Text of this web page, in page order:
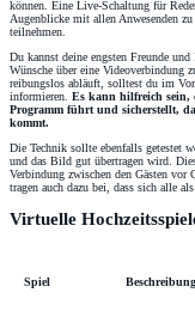
können. Eine Live-Schaltung für
Augenblicke mit allen Anwesenden
teilnehmen.
Du kannst deine engsten Freunde
Wünsche über eine Videoverbindung
reibungslos abläuft, solltest du im
informieren. Es kann hilfreich sein,
Programm führt und sicherstellt,
kommt.
Die Technik sollte ebenfalls getestet
und das Bild gut übertragen wird.
Verbindung zwischen den Gästen vor
tragen auch dazu bei, dass sich alle
Virtuelle
Spiel Beschreibung